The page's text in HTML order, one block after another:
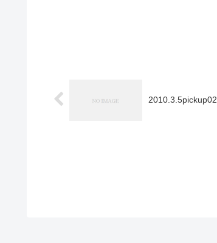
2010.3.5pickup02